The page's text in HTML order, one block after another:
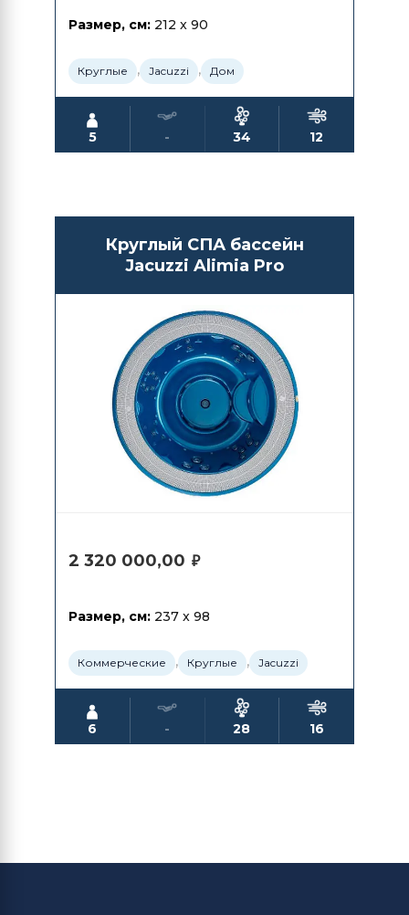
Размер, см: 212 x 90
Круглые , Jacuzzi , Дом
5 - 34 12
Круглый СПА бассейн
Jacuzzi Alimia Pro
2 320 000,00 ₽
Размер, см: 237 x 98
Коммерческие , Круглые , Jacuzzi
6 - 28 16